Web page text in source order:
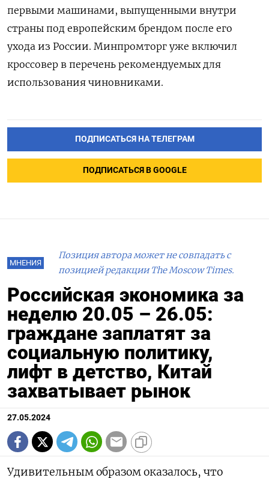
первыми машинами, выпущенными внутри
страны под европейским брендом после его
ухода из России. Минпромторг уже включил
кроссовер в перечень рекомендуемых для
использования чиновниками.
ПОДПИСАТЬСЯ НА ТЕЛЕГРАМ
ПОДПИСАТЬСЯ В GOOGLE
МНЕНИЯ
Позиция автора может не совпадать с
позицией редакции The Moscow Times.
Российская экономика за
неделю 20.05 – 26.05:
граждане заплатят за
социальную политику,
лифт в детство, Китай
захватывает рынок
27.05.2024
Удивительным образом оказалось, что